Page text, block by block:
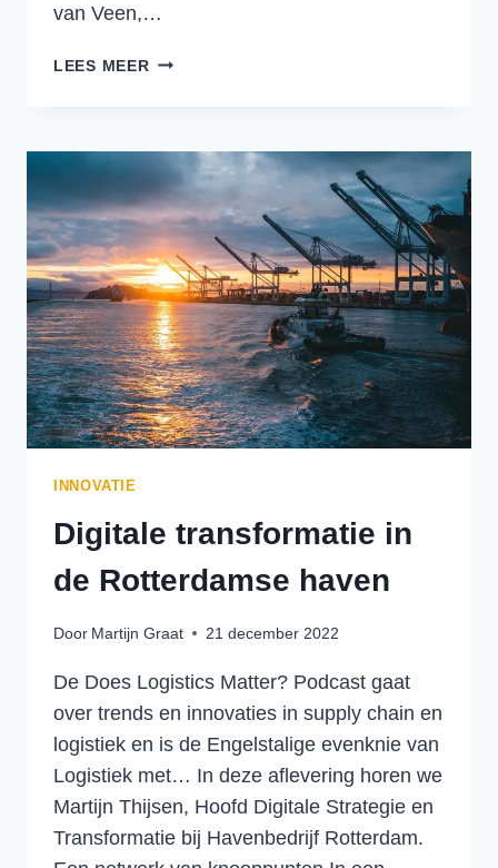
van Veen,…
LEES MEERDE
TOEKOMST:
HOE
ROTTERDAM
DE
SLIMSTE
HAVEN
TER
WERELD
WORDT
INNOVATIE
Digitale transformatie in
de Rotterdamse haven
Door Martijn Graat 21 december 2022
De Does Logistics Matter? Podcast gaat
over trends en innovaties in supply chain en
logistiek en is de Engelstalige evenknie van
Logistiek met… In deze aflevering horen we
Martijn Thijsen, Hoofd Digitale Strategie en
Transformatie bij Havenbedrijf Rotterdam.